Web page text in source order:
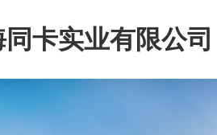
卡实业有限公司